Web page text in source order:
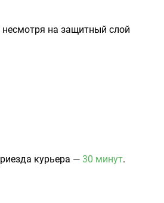
на защитный слой
курьера — 30 минут.